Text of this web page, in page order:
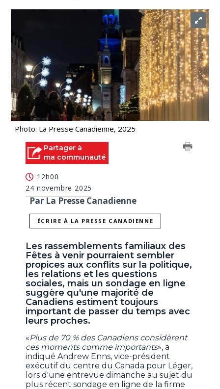
Photo: La Presse Canadienne, 2025
Partager à
ma communauté
12h00
24 novembre 2025
Par La Presse Canadienne
ÉCRIRE À LA PRESSE CANADIENNE
Les rassemblements familiaux des
Fêtes à venir pourraient sembler
propices aux conflits sur la politique,
les relations et les questions
sociales, mais un sondage en ligne
suggère qu'une majorité de
Canadiens estiment toujours
important de passer du temps avec
leurs proches.
«Plus de 70 % des Canadiens considèrent
ces moments comme importants», a
indiqué Andrew Enns, vice-président
exécutif du centre du Canada pour Léger,
lors d'une entrevue dimanche au sujet du
plus récent sondage en ligne de la firme